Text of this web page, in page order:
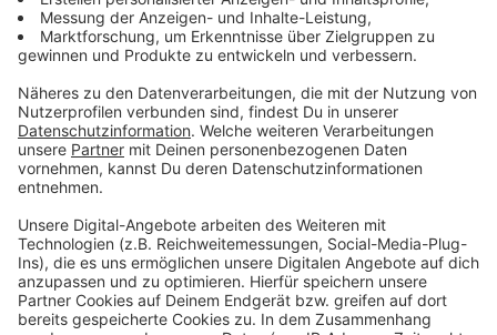
Leverkusen: Dezernentin Deppe von ihren Aufgaben
suspendiert
Leverkusen: Baustellen auf B8 - Abschluss und
Verzögerung
Kommunalwahl Leverkusen: Klimaschutzziele der
Kandidierenden
Anzeige